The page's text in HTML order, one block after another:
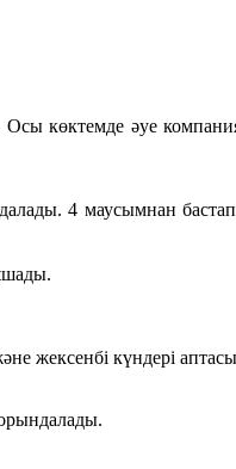
Осы көктемде әуе
4 маусымнан
жексенбі күндері